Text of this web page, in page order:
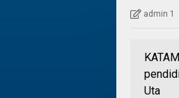
admin 1
Uta